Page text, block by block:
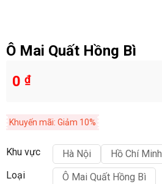
Ô Mai Quất Hồng Bì
0 ₫
Khuyến mãi: Giảm 10%
Khu vực Hà Nội
Hồ Chí Minh
Loại
Ô Mai Quất Hồng Bì